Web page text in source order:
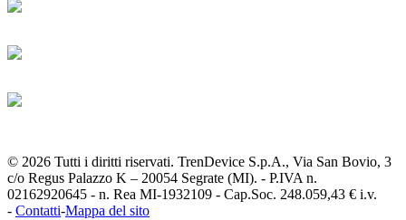
© 2026 Tutti i diritti riservati. TrenDevice S.p.A., Via San Bovio, 3
c/o Regus Palazzo K – 20054 Segrate (MI). - P.IVA n.
02162920645 - n. Rea MI-1932109 - Cap.Soc. 248.059,43 € i.v.
- Contatti-Mappa del sito